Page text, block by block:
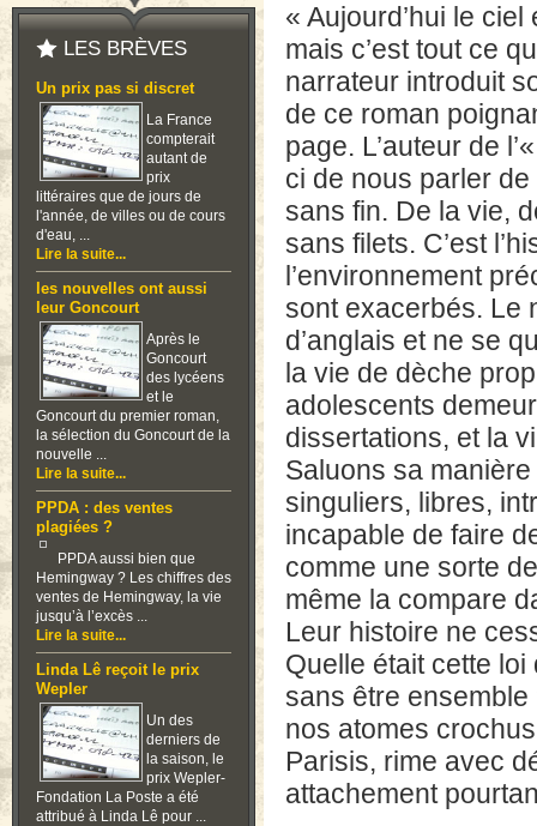
LES BRÈVES
Un prix pas si discret
La France
compterait
autant de
prix
littéraires que de jours de
l'année, de villes ou de cours
d'eau, ...
Lire la suite...
les nouvelles ont aussi
leur Goncourt
Après le
Goncourt
des lycéens
et le
Goncourt du premier roman,
la sélection du Goncourt de la
nouvelle ...
Lire la suite...
PPDA : des ventes
plagiées ?
PPDA aussi bien que
Hemingway ? Les chiffres des
ventes de Hemingway, la vie
jusqu’à l’excès ...
Lire la suite...
Linda Lê reçoit le prix
Wepler
Un des
derniers de
la saison, le
prix Wepler-
Fondation La Poste a été
attribué à Linda Lê pour ...
« Aujourd’hui le
mais c’est tout ce
narrateur introduit
de ce roman
page. L’auteur de
ci de nous parler de
sans fin. De la vie,
sans filets. C’est
l’environnement
sont exacerbés. Le
d’anglais et ne se
la vie de dèche
adolescents
dissertations, et la
Saluons sa
singuliers, libres,
incapable de faire
comme une sorte
même la compare
Leur histoire ne
Quelle était cette
sans être
nos atomes
Parisis, rime avec
attachement